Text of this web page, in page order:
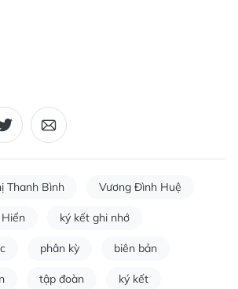
Thanh Bình Vương Đình Huệ
ký kết ghi nhớ
phân kỳ biên bản
tập đoàn ký kết